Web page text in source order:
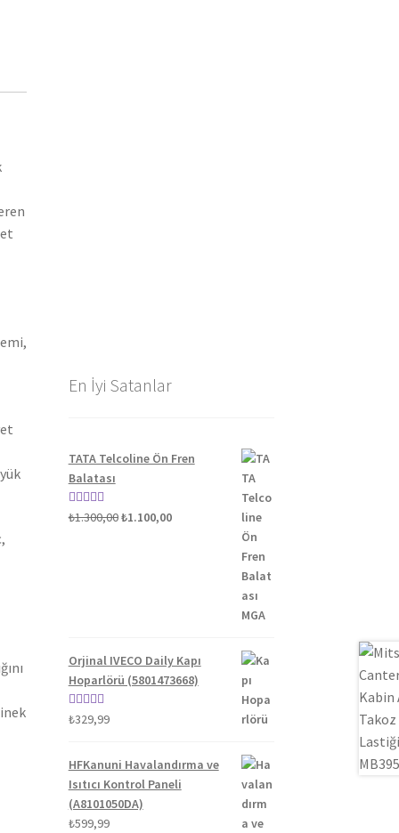
En İyi Satanlar
TATA Telcoline Ön Fren
Balatası
5 üzerinden
₺1.300,00Orijinal
₺1.100,00Şu
Orjinal IVECO Daily Kapı
Hoparlörü (5801473668)
5 üzerinden
₺329,99
HFKanuni Havalandırma ve
Isıtıcı Kontrol Paneli
(A8101050DA)
₺599,99